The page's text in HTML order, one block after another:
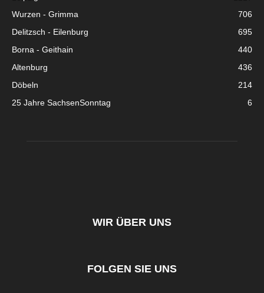
Wurzen - Grimma
706
Delitzsch - Eilenburg
695
Borna - Geithain
440
Altenburg
436
Döbeln
214
25 Jahre SachsenSonntag
6
WIR ÜBER UNS
FOLGEN SIE UNS